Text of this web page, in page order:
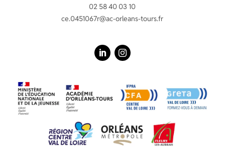
02 58 40 03 10
ce.0451067r@ac-orleans-tours.fr